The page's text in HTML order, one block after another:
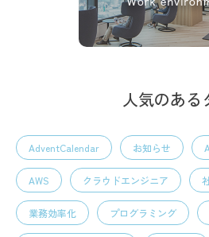
人気のある
AdventCalendar お知らせ
AWS クラウドエンジニア
業務効率化 プログラミング